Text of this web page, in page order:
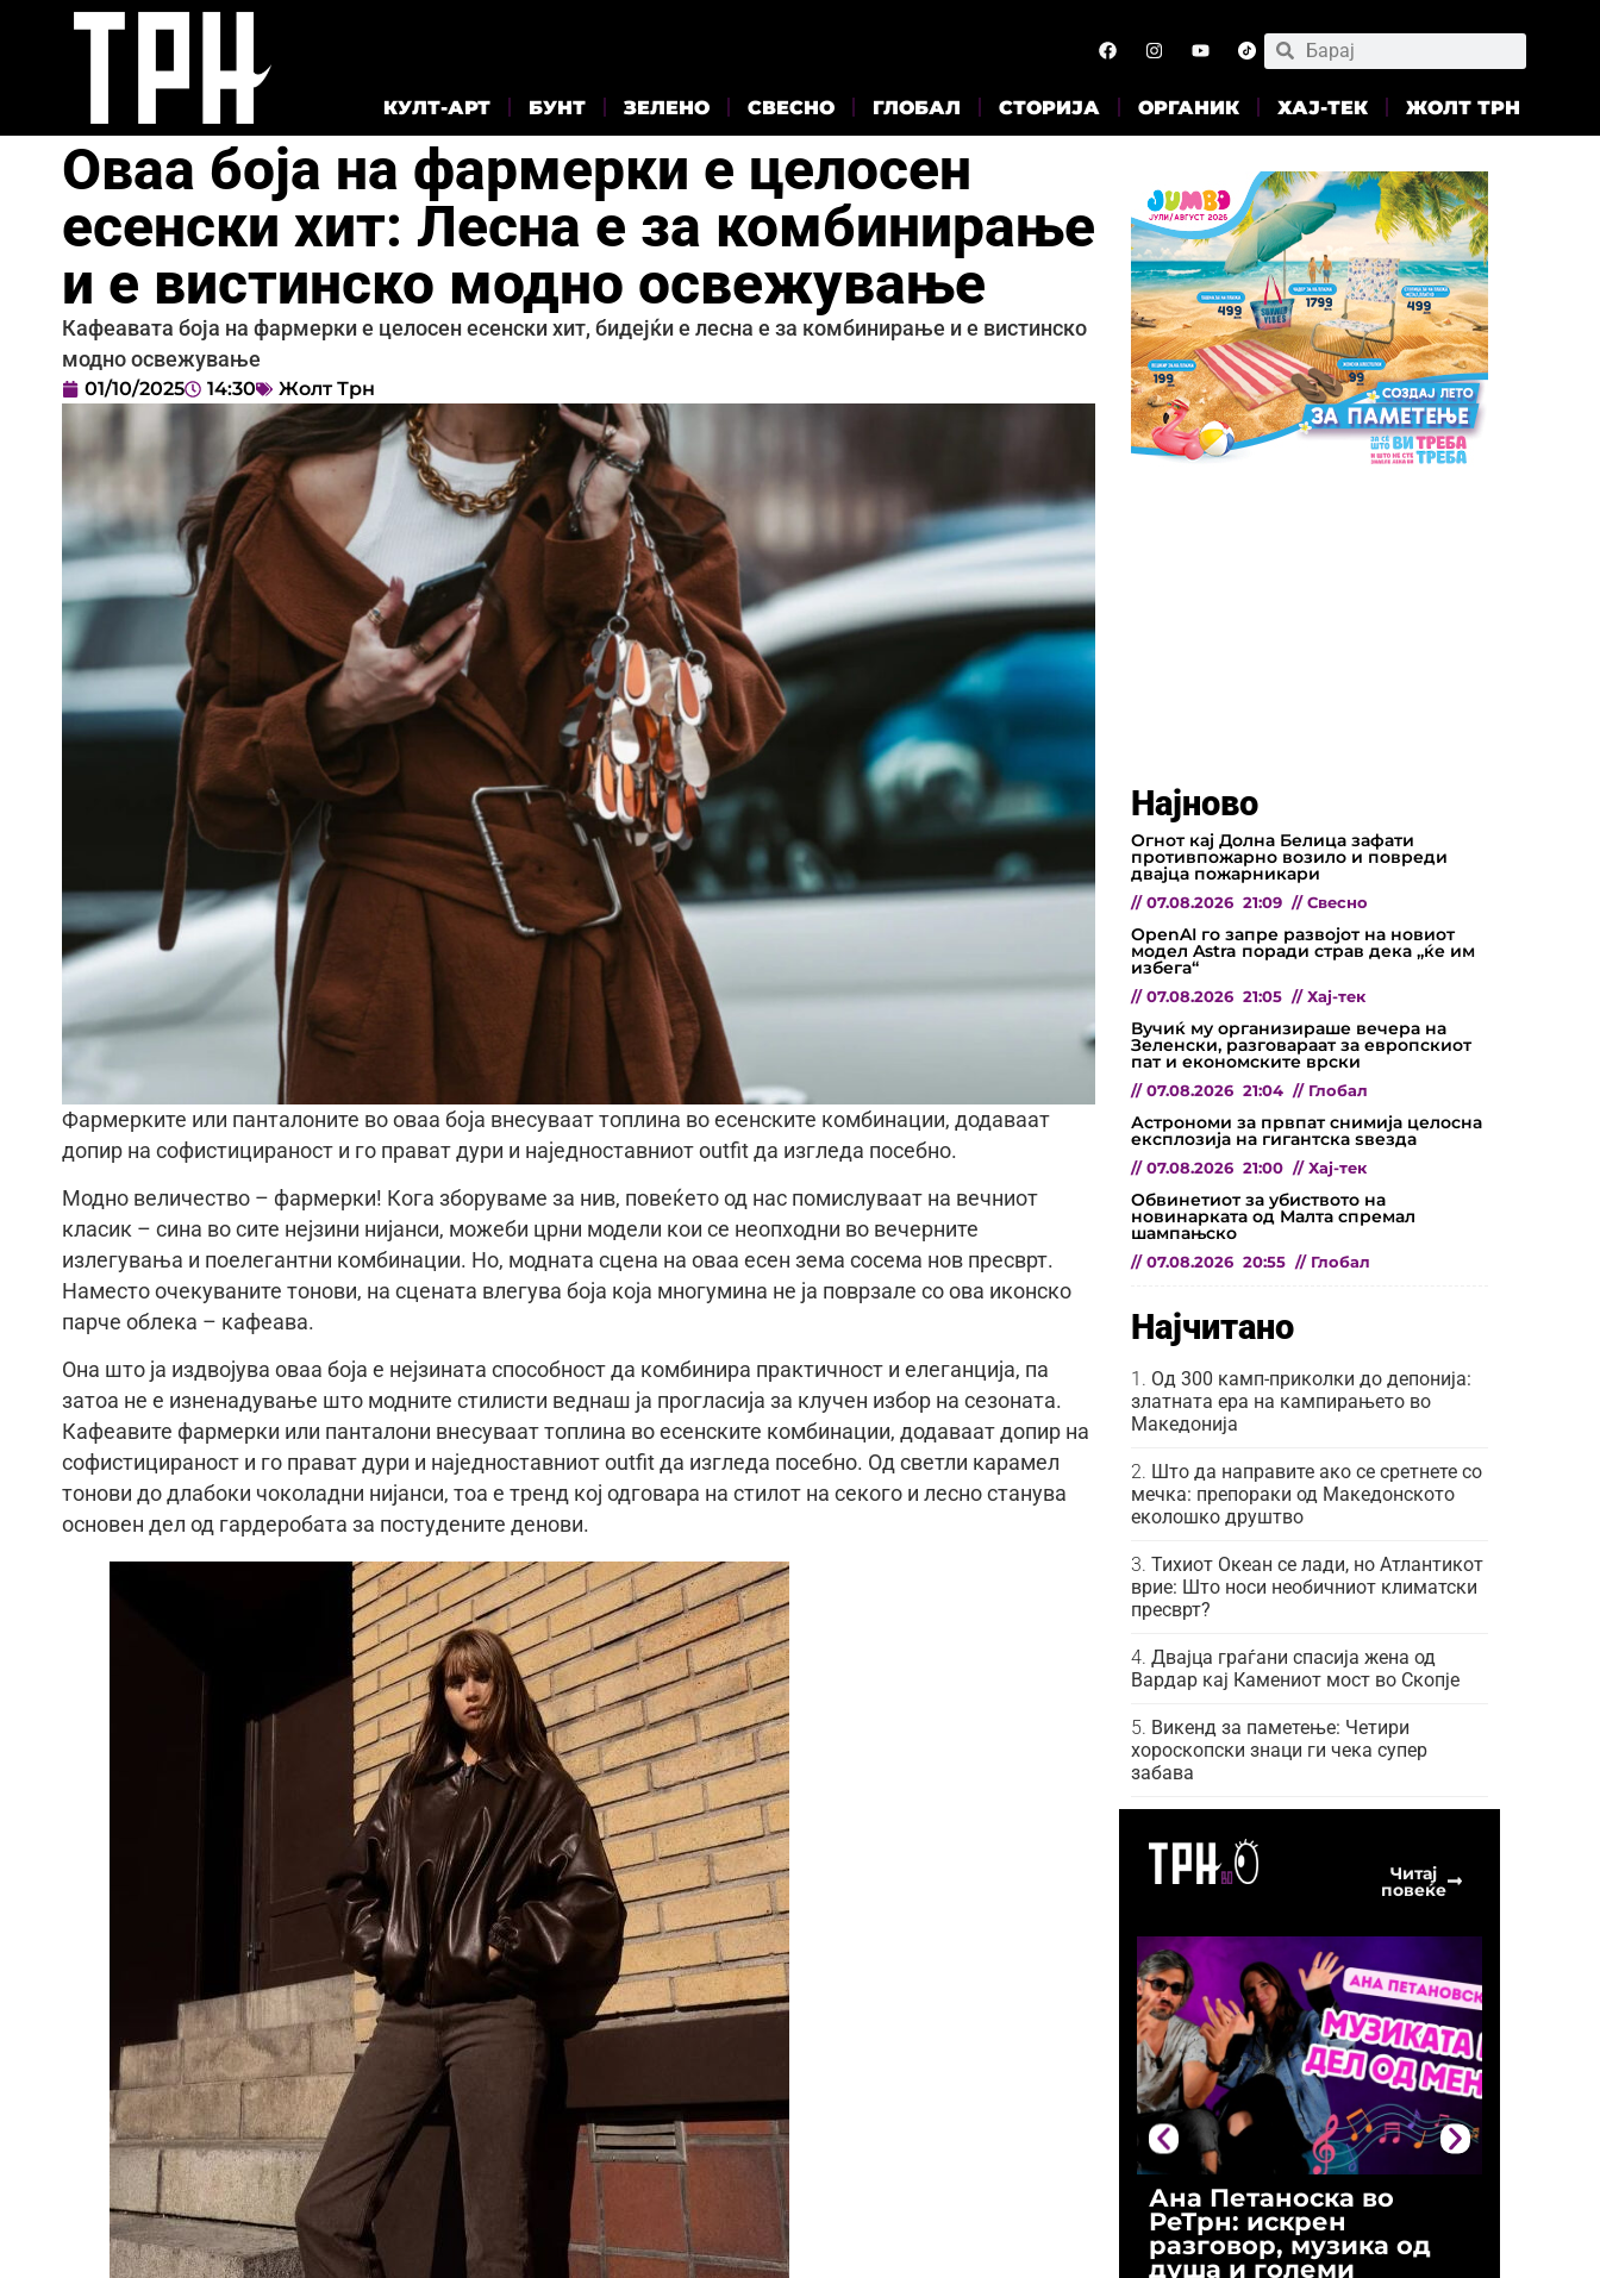
КУЛТ-АРТ БУНТ ЗЕЛЕНО СВЕСНО ГЛОБАЛ СТОРИЈА ОРГАНИК ХАЈ-ТЕК ЖОЛТ ТРН
Оваа боја на фармерки е целосен
есенски хит: Лесна е за комбинирање
и е вистинско модно освежување
Кафеавата боја на фармерки е целосен есенски хит, бидејќи е лесна е за комбинирање и е вистинско
модно освежување
01/10/2025 14:30 Жолт Трн
Фармерките или панталоните во оваа боја внесуваат топлина во есенските комбинации, додаваат
допир на софистицираност и го прават дури и наједноставниот outfit да изгледа посебно.
Модно величество – фармерки! Кога зборуваме за нив, повеќето од нас помислуваат на вечниот
класик – сина во сите нејзини нијанси, можеби црни модели кои се неопходни во вечерните
излегувања и поелегантни комбинации. Но, модната сцена на оваа есен зема сосема нов пресврт.
Наместо очекуваните тонови, на сцената влегува боја која многумина не ја поврзале со ова иконско
парче облека – кафеава.
Она што ја издвојува оваа боја е нејзината способност да комбинира практичност и елеганција, па
затоа не е изненадување што модните стилисти веднаш ја прогласија за клучен избор на сезоната.
Кафеавите фармерки или панталони внесуваат топлина во есенските комбинации, додаваат допир на
софистицираност и го прават дури и наједноставниот outfit да изгледа посебно. Од светли карамел
тонови до длабоки чоколадни нијанси, тоа е тренд кој одговара на стилот на секого и лесно станува
основен дел од гардеробата за постудените денови.
Најново
Огнот кај Долна Белица зафати
противпожарно возило и повреди
двајца пожарникари
// 07.08.2026 21:09 // Свесно
OpenAI го запре развојот на новиот
модел Astra поради страв дека „ќе им
избега“
// 07.08.2026 21:05 // Хај-тек
Вучиќ му организираше вечера на
Зеленски, разговараат за европскиот
пат и економските врски
// 07.08.2026 21:04 // Глобал
Астрономи за првпат снимија целосна
експлозија на гигантска ѕвезда
// 07.08.2026 21:00 // Хај-тек
Обвинетиот за убиството на
новинарката од Малта спремал
шампањско
// 07.08.2026 20:55 // Глобал
Најчитано
Од 300 камп-приколки до депонија:
златната ера на кампирањето во
Македонија
Што да направите ако се сретнете со
мечка: препораки од Македонското
еколошко друштво
Тихиот Океан се лади, но Атлантикот
врие: Што носи необичниот климатски
пресврт?
Двајца граѓани спасија жена од
Вардар кај Камениот мост во Скопје
Викенд за паметење: Четири
хороскопски знаци ги чека супер
забава
Читај
повеќе
Ана Петаноска во
РеТрн: искрен
разговор, музика од
душа и големи